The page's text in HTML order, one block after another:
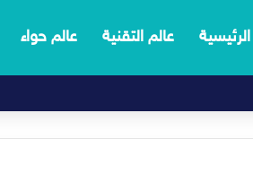
الرئيسية عالم التقنية عالم حواء